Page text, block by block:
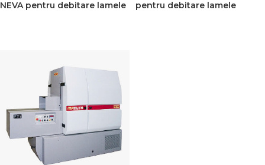
NEVA pentru debitare lamele
pentru debitare lamele